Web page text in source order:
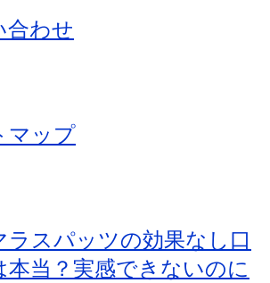
合わせ
マップ
ラスパッツの効果なし口
本当？実感できないのに